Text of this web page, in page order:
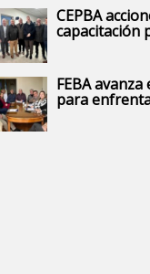
CEPBA
capacitación
FEBA
para